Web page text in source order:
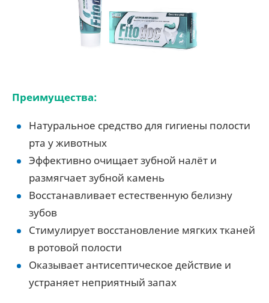
Преимущества:
Натуральное средство для гигиены полости
рта у животных
Эффективно очищает зубной налёт и
размягчает зубной камень
Восстанавливает естественную белизну
зубов
Стимулирует восстановление мягких тканей
в ротовой полости
Оказывает антисептическое действие и
устраняет неприятный запах